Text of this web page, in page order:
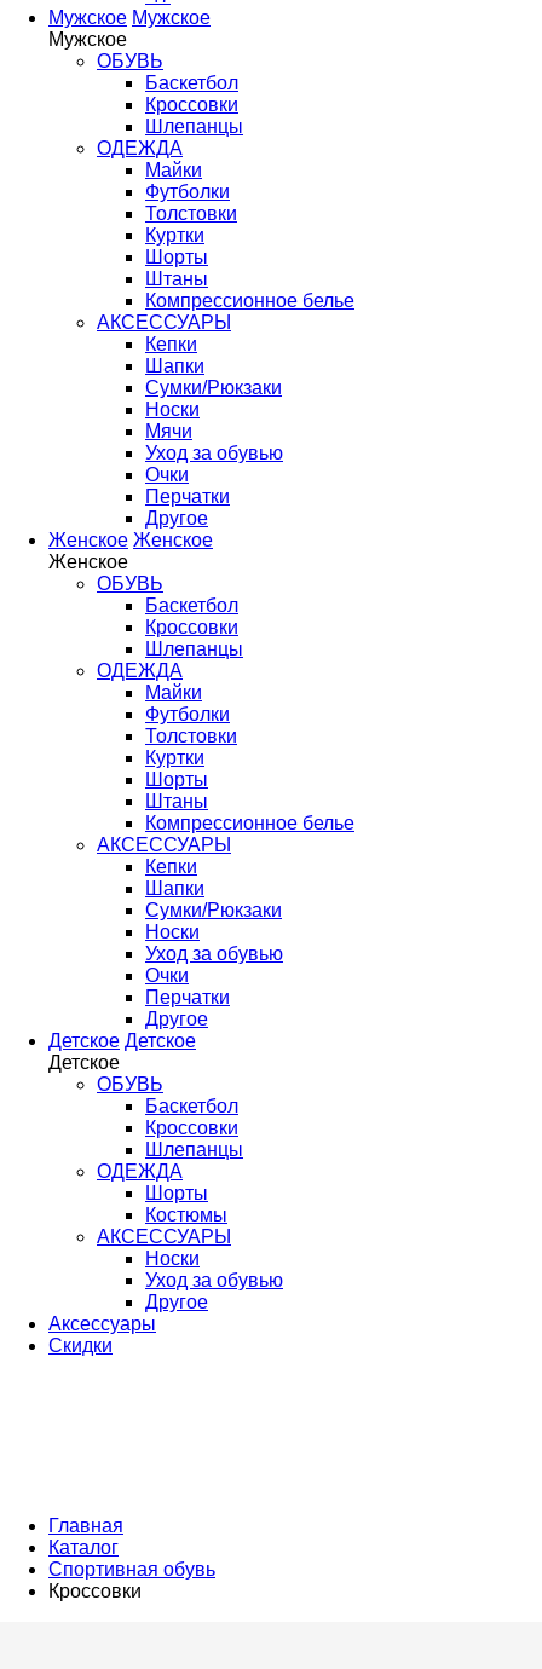
Мужское Мужское
Мужское
ОБУВЬ
Баскетбол
Кроссовки
Шлепанцы
ОДЕЖДА
Майки
Футболки
Толстовки
Куртки
Шорты
Штаны
Компрессионное белье
АКСЕССУАРЫ
Кепки
Шапки
Сумки/Рюкзаки
Носки
Мячи
Уход за обувью
Очки
Перчатки
Другое
Женское Женское
Женское
ОБУВЬ
Баскетбол
Кроссовки
Шлепанцы
ОДЕЖДА
Майки
Футболки
Толстовки
Куртки
Шорты
Штаны
Компрессионное белье
АКСЕССУАРЫ
Кепки
Шапки
Сумки/Рюкзаки
Носки
Уход за обувью
Очки
Перчатки
Другое
Детское Детское
Детское
ОБУВЬ
Баскетбол
Кроссовки
Шлепанцы
ОДЕЖДА
Шорты
Костюмы
АКСЕССУАРЫ
Носки
Уход за обувью
Другое
Аксессуары
Скидки
Главная
Каталог
Спортивная обувь
Кроссовки